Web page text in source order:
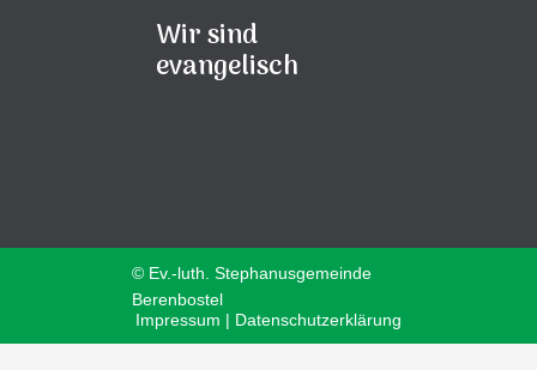
Wir sind
evangelisch
© Ev.-luth. Stephanusgemeinde
Berenbostel
Impressum | Datenschutzerklärung